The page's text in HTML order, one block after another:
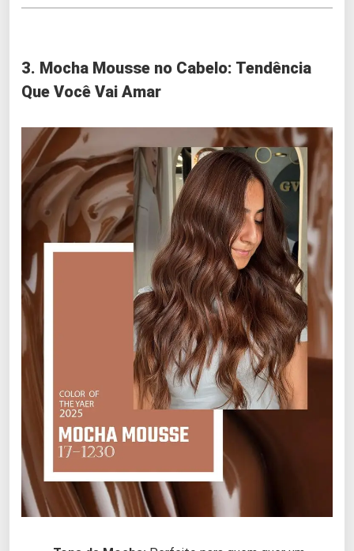
3. Mocha Mousse no Cabelo: Tendência
Que Você Vai Amar